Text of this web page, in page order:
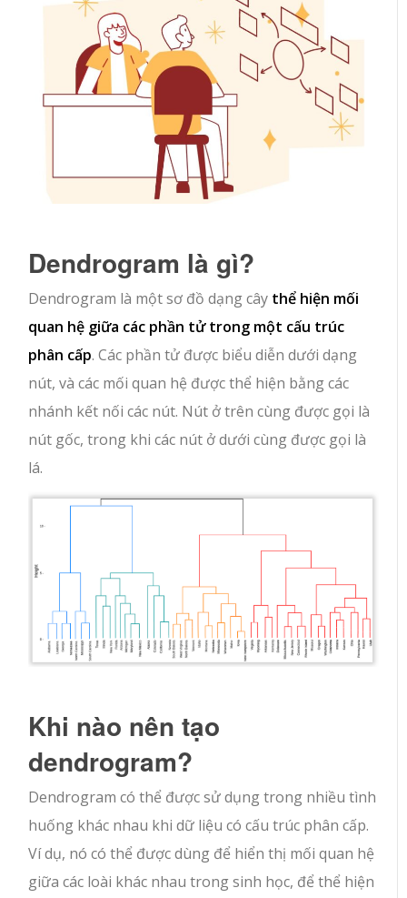
Dendrogram là gì?
Dendrogram là một sơ đồ dạng cây thể hiện mối
quan hệ giữa các phần tử trong một cấu trúc
phân cấp. Các phần tử được biểu diễn dưới dạng
nút, và các mối quan hệ được thể hiện bằng các
nhánh kết nối các nút. Nút ở trên cùng được gọi là
nút gốc, trong khi các nút ở dưới cùng được gọi là
lá.
Khi nào nên tạo
dendrogram?
Dendrogram có thể được sử dụng trong nhiều tình
huống khác nhau khi dữ liệu có cấu trúc phân cấp.
Ví dụ, nó có thể được dùng để hiển thị mối quan hệ
giữa các loài khác nhau trong sinh học, để thể hiện